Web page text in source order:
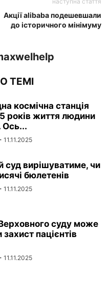
Акції alibaba подешевшали
до історичного мінімуму
ТЕМІ
космічна станція
років життя людини
Ось...
11.11.2025
суд вирішуватиме, чи
бюлетенів
11.11.2025
суду може
пацієнтів
11.11.2025